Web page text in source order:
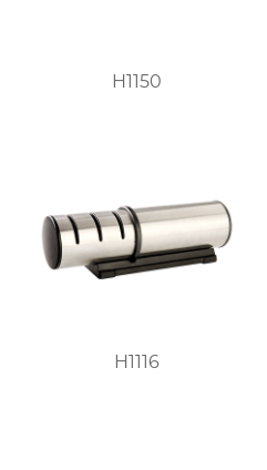
H1150
H1116